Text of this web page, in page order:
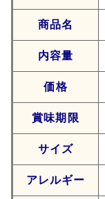
商品名
内容量
価格
賞味期限
サイズ
アレルギー